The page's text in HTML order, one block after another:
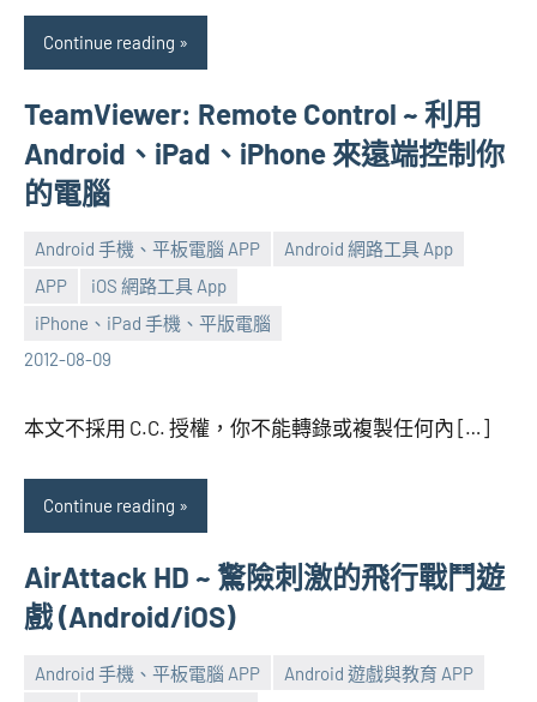
Continue reading
TeamViewer: Remote Control ~ 利用
Android、iPad、iPhone 來遠端控制你
的電腦
Android 手機、平板電腦 APP
Android 網路工具 App
APP
iOS 網路工具 App
iPhone、iPad 手機、平版電腦
2012-08-09
張
海
No
comments
本文不採用 C.C. 授權，你不能轉錄或複製任何內 […]
Continue reading
AirAttack HD ~ 驚險刺激的飛行戰鬥遊
戲 (Android/iOS)
Android 手機、平板電腦 APP
Android 遊戲與教育 APP